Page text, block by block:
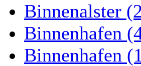
Binnenalster
Binnenhafen
Binnenhafen